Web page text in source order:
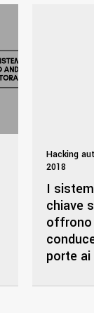
Hacking
2018
I
chiave
offrono
porte